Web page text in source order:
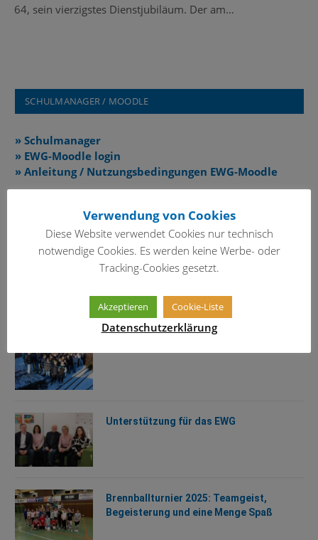
64, sein vierzigstes Dienstjubiläum. Der am…
SCHULMANAGER / MOODLE
» Schulmanager
» EWG-Moodle login
» Anleitung / Nutzungsbedingungen EWG-Moodle
Jugend trainiert für Olympia – Berichte
Unterstützung für das EWG
Brennballturnier 2025: Teamgeist,
Begeisterung und eine Menge Spaß
Verwendung von Cookies
Diese Website verwendet Cookies nur technisch
notwendige Cookies. Es werden keine Werbe- oder
Tracking-Cookies gesetzt.
Akzeptieren Cookie-Liste
Datenschutzerklärung